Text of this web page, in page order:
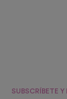
SUBSCRÍBETE Y